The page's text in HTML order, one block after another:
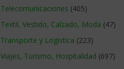
Telecomunicaciones (405)
Textil, Vestido, Calzado, Moda (47)
Transporte y Logistica (223)
Viajes, Turismo, Hospitalidad (697)